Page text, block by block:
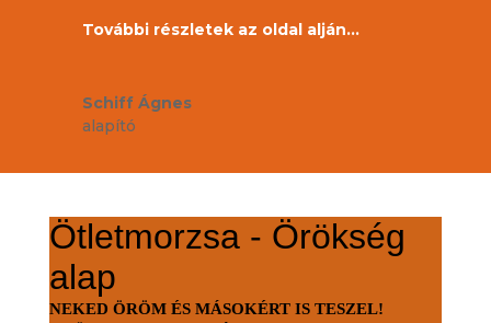
További részletek az oldal alján…
Schiff Ágnes
alapító